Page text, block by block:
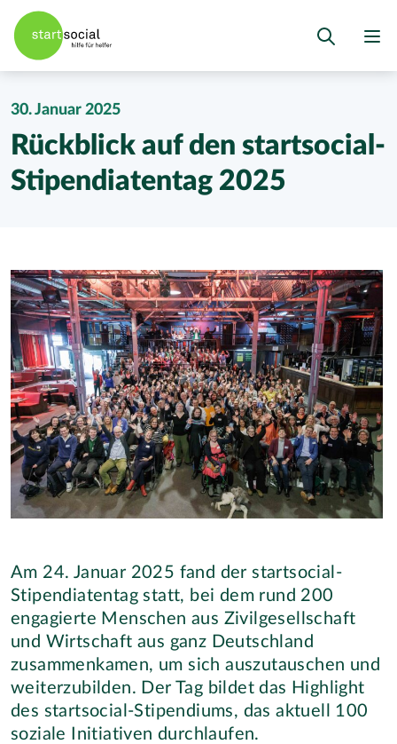
30. Januar 2025
Rückblick auf den startsocial-
Stipendiatentag 2025
Am 24. Januar 2025 fand der startsocial-
Stipendiatentag statt, bei dem rund 200
engagierte Menschen aus Zivilgesellschaft
und Wirtschaft aus ganz Deutschland
zusammenkamen, um sich auszutauschen und
weiterzubilden. Der Tag bildet das Highlight
des startsocial-Stipendiums, das aktuell 100
soziale Initiativen durchlaufen.